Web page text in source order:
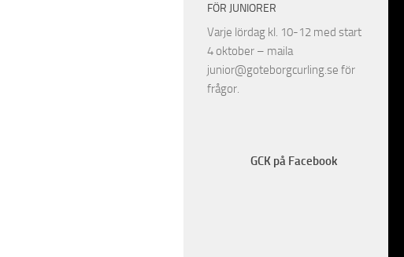
FÖR JUNIORER
Varje lördag kl. 10-12 med start
4 oktober – maila
junior@goteborgcurling.se för
frågor.
GCK på Facebook